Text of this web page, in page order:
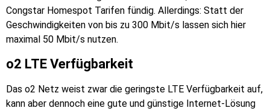
Congstar Homespot Tarifen fündig. Allerdings: Statt der
Geschwindigkeiten von bis zu 300 Mbit/s lassen sich hier
maximal 50 Mbit/s nutzen.
o2 LTE Verfügbarkeit
Das o2 Netz weist zwar die geringste LTE Verfügbarkeit auf,
kann aber dennoch eine gute und günstige Internet-Lösung